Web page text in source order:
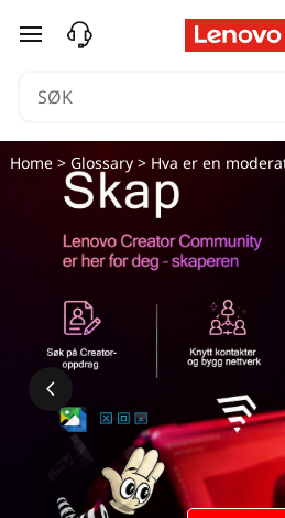
gå til hovedinnhold
Home> Glossary> Hva er en